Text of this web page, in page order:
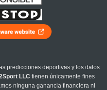
predicciones deportivas y los datos
LLC tienen únicamente fines
ninguna ganancia financiera ni